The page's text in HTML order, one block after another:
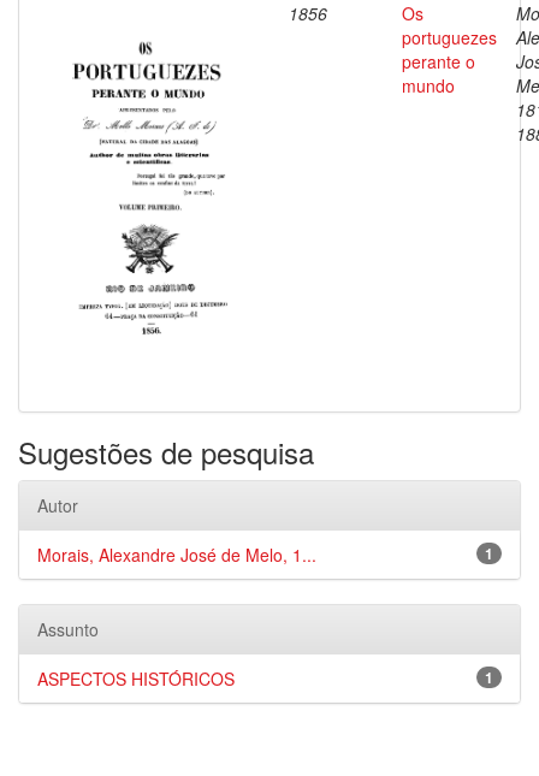
1856
Os
portuguezes
perante o
mundo
Sugestões de pesquisa
Autor
1
Morais, Alexandre José de Melo, 1...
Assunto
1
ASPECTOS HISTÓRICOS